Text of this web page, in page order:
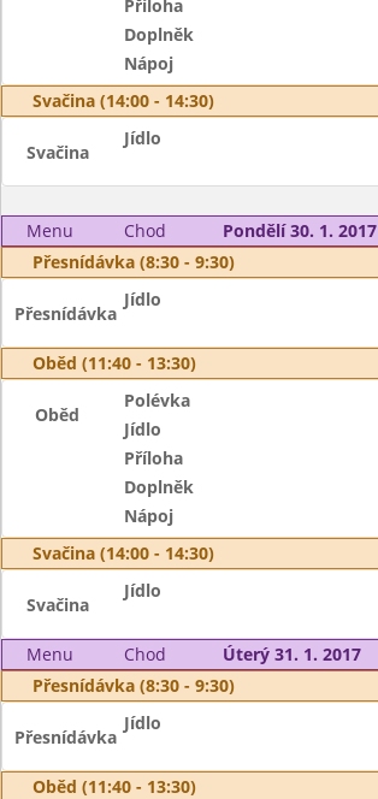
Příloha
Doplněk
Nápoj
Svačina (14:00 - 14:30)
Svačina
Jídlo
Menu Chod
Pondělí 30. 1. 2017
Přesnídávka (8:30 - 9:30)
Přesnídávka
Jídlo
Oběd (11:40 - 13:30)
Oběd
Polévka
Jídlo
Příloha
Doplněk
Nápoj
Svačina (14:00 - 14:30)
Svačina
Jídlo
Menu Chod
Úterý 31. 1. 2017
Přesnídávka (8:30 - 9:30)
Přesnídávka
Jídlo
Oběd (11:40 - 13:30)